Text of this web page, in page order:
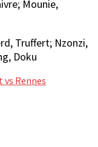
Mounie,
Truffert; Nzonzi,
Doku
Rennes